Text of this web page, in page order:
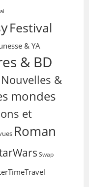
Festival
& YA
& BD
Nouvelles &
mondes
et
Roman
Swap